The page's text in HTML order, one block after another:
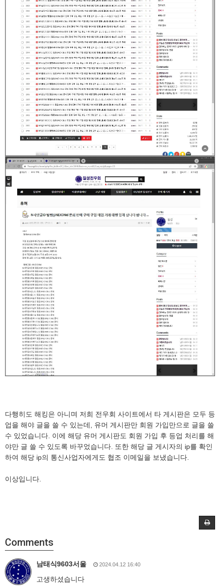
다행히도 해킹은 아니며 저희 전우회 사이트에서 타 게시판은 모두 등
업을 해야 글을 쓸 수 있는데, 유머 게시판만 회원 가입만으로 글을 쓸
수 있었습니다. 이에 해당 유머 게시판도 회원 가입 후 등업 처리를 해
야만 글 쓸 수 있도록 바꾸었습니다. 또한 해당 글 게시자의 ip를 확인
하여 해당 ip의 통신사업자에게도 협조 이메일을 보냈습니다.
이상입니다.
Comments
남태식9603서울 2024.04.12 16:40
고생하셨습니다